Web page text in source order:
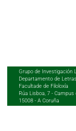
Grupo de Investigación
Departamento de
Facultade de Filoloxía
Rúa Lisboa, 7 -
15008 - A Coruña